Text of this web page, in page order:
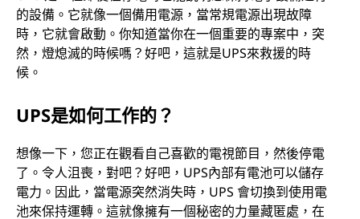
的設備。它就像一個備用電源，當常規電源出現故障
時，它就會啟動。你知道當你在一個重要的專案中，突
然，燈熄滅的時候嗎？好吧，這就是UPS來救援的時
候。
UPS是如何工作的？
想像一下，您正在觀看自己喜歡的電視節目，然後停電
了。令人沮喪，對吧？好吧，UPS內部有電池可以儲存
電力。因此，當電源突然消失時，UPS 會切換到使用電
池來保持運轉。這就像擁有一個秘密的力量藏匿處，在